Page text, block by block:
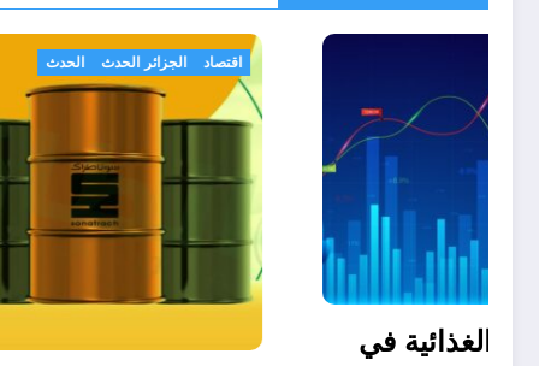
اقتصاد
أسعار المواد الغذائية في